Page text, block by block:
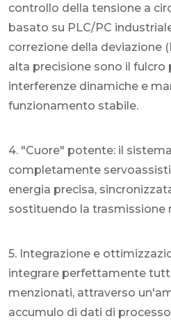
controllo della tensione a
basato su PLC/PC
correzione della deviazione
alta precisione sono il fulcro
interferenze dinamiche e
funzionamento stabile.
4. "Cuore" potente: il
completamente
energia precisa,
sostituendo la trasmissione
5. Integrazione e
integrare perfettamente
menzionati, attraverso
accumulo di dati di